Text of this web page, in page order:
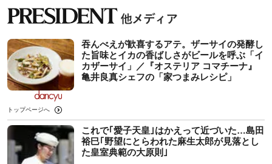
吞んべえが歓喜するアテ。ザーサイの発酵し
た旨味とイカの香ばしさがビールを呼ぶ「イ
カザーサイ」／『オステリア コマチーナ』
⻲井良真シェフの「家つまみレシピ」
トップページへ
これで｢愛子天皇｣はかえって近づいた…島田
裕巳｢野望にとらわれた麻生太郎が見落とし
た皇室典範の大原則｣